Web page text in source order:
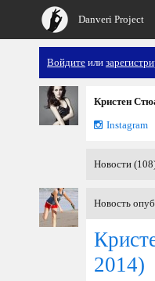
Danveri Project
Войдите или
Кристен
Instagram
Новости
Новость
2014)